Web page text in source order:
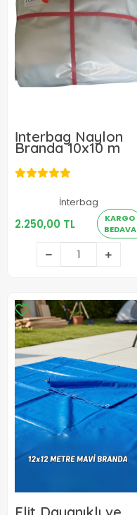
İnterbag Naylon
Branda 10x10 m
İnterbag
2.250,00 TL
KARGO
BEDAVA
2.250,00 TL
Sepete Ekle